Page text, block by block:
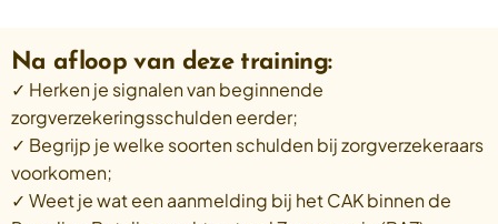
Na afloop van deze training:
✓ Herken je signalen van beginnende
zorgverzekeringsschulden eerder;
✓ Begrijp je welke soorten schulden bij zorgverzekeraars
voorkomen;
✓ Weet je wat een aanmelding bij het CAK binnen de